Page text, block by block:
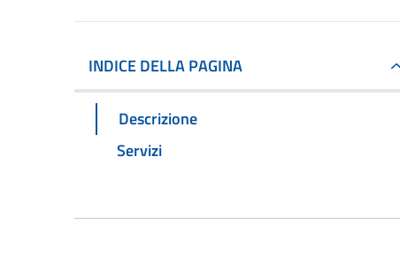
INDICE DELLA PAGINA
Descrizione
Servizi